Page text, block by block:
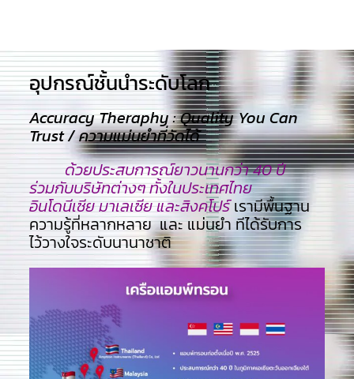
อุปกรณ์ชั้นนำระดับโลก​
Accuracy Theraphy : Quality You Can
Trust / ความแม่นยำที่วัดได้
ด้วยประสบการณ์ยาวนานกว่า 40 ปี
ร่วมกับบริษัทต่างๆ ทั้งในประเทศไทย
อินโดนีเซีย มาเลเซีย และสิงคโปร์เรามีพื้นฐาน
ความรู้ที่หลากหลาย และ แม่นยำ ทีไ่ด้รับการ
ไว้วางใจระดับนานาชาติ